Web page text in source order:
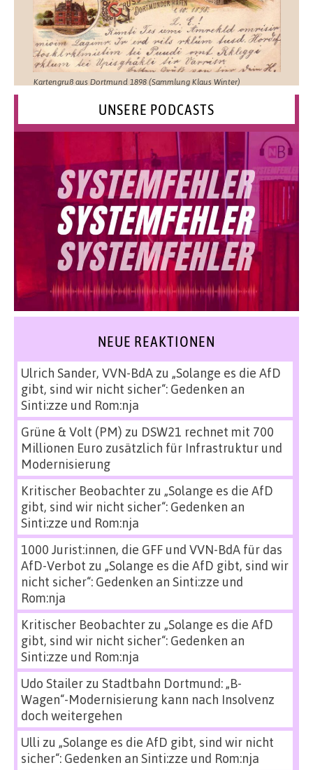
Kartengruß aus Dortmund 1898 (Sammlung Klaus Winter)
UNSERE PODCASTS
NEUE REAKTIONEN
Ulrich Sander, VVN-BdAzu „Solange es die AfD
gibt, sind wir nicht sicher“: Gedenken an
Sinti:zze und Rom:nja
Grüne & Volt (PM) zu DSW21 rechnet mit 700
Millionen Euro zusätzlich für Infrastruktur und
Modernisierung
Kritischer Beobachterzu „Solange es die AfD
gibt, sind wir nicht sicher“: Gedenken an
Sinti:zze und Rom:nja
1000 Jurist:innen, die GFF und VVN-BdA für das
AfD-Verbot zu „Solange es die AfD gibt, sind wir
nicht sicher“: Gedenken an Sinti:zze und
Rom:nja
Kritischer Beobachterzu „Solange es die AfD
gibt, sind wir nicht sicher“: Gedenken an
Sinti:zze und Rom:nja
Udo Stailerzu Stadtbahn Dortmund: „B-
Wagen“-Modernisierung kann nach Insolvenz
doch weitergehen
Ulli zu „Solange es die AfD gibt, sind wir nicht
sicher“: Gedenken an Sinti:zze und Rom:nja